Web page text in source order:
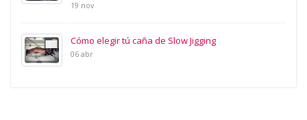
19 nov
Cómo elegir tú caña de Slow Jigging
06 abr